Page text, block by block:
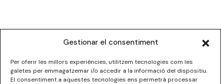
Gestionar el consentiment
Per oferir les millors experiències, utilitzem tecnologies com les
galetes per emmagatzemar i/o accedir a la informació del dispositiu.
El consentiment a aquestes tecnologies ens permetrà processar